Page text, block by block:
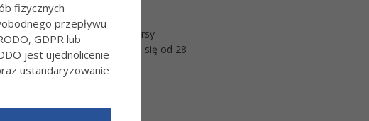
Fletowego. Tygodniowe kursy
drugiego stopnia odbędą się od 28
fizycznych
przepływu
GDPR lub
jest ujednolicenie
ustandaryzowanie
Wiecej-